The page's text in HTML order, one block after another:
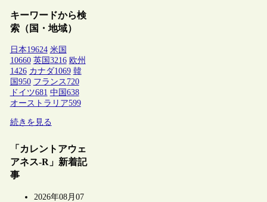
キーワードから検
索（国・地域）
日本19624 米国
10660 英国 3216 欧州
1426 カナダ1069 韓
国 950 フランス 720
ドイツ681 中国 638
オーストラリア599
続きを見る
「カレントアウェ
アネス-R」新着記
事
2026年08月07